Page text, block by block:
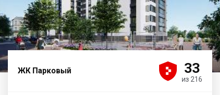
ЖК Парковый 



 33
из 216